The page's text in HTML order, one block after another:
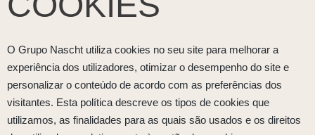
O Grupo Nascht utiliza cookies no seu site para melhorar a
experiência dos utilizadores, otimizar o desempenho do site e
personalizar o conteúdo de acordo com as preferências dos
visitantes. Esta política descreve os tipos de cookies que
utilizamos, as finalidades para as quais são usados e os direitos